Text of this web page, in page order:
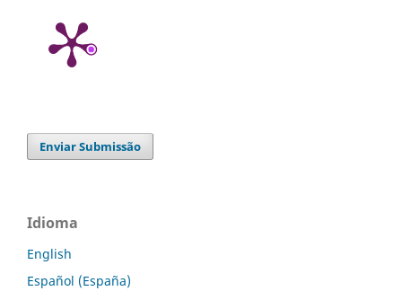
Enviar Submissão
Idioma
English
Español (España)